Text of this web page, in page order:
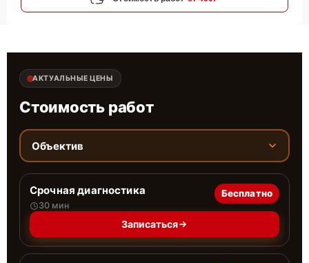
АКТУАЛЬНЫЕ ЦЕНЫ
Стоимость работ
Объектив
Срочная диагностика
30 мин
Бесплатно
Записаться